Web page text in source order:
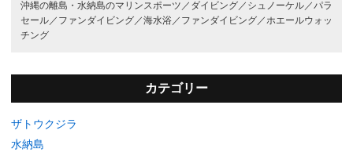
沖縄の離島・水納島のマリンスポーツ／ ダイビング／ シュノーケル／パラ
セール／ ファンダイビング／海水浴／ ファンダイビング／ホエールウォッ
チング
カテゴリー
ザトウクジラ
水納島